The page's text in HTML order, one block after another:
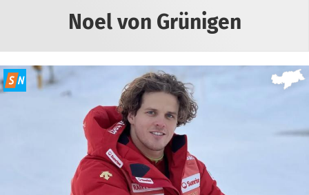
Noel von Grünigen